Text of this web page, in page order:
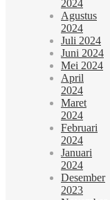
2024
Agustus
2024
Juli 2024
Juni 2024
Mei 2024
April
2024
Maret
2024
Februari
2024
Januari
2024
Desember
2023